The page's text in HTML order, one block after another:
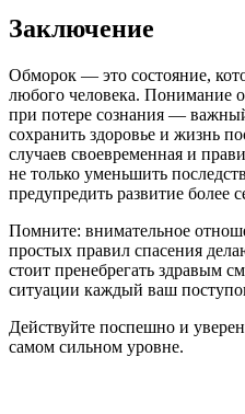
Заключение
Обморок — это состояние,
любого человека. Понимание
при потере сознания —
сохранить здоровье и жизнь
случаев своевременная и
не только уменьшить
предупредить развитие более
Помните: внимательное
простых правил спасения
стоит пренебрегать здравым
ситуации каждый ваш
Действуйте поспешно и
самом сильном уровне.